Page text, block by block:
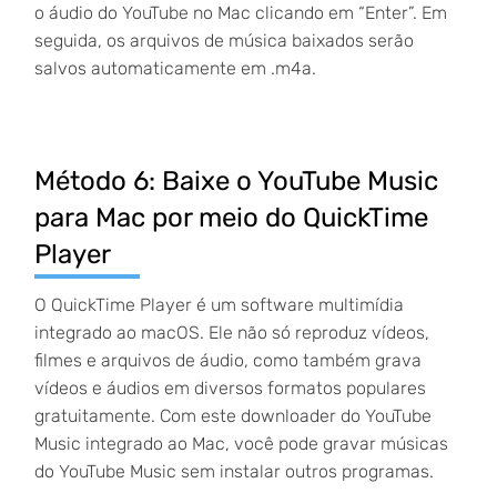
o áudio do YouTube no Mac clicando em “Enter”. Em
seguida, os arquivos de música baixados serão
salvos automaticamente em .m4a.
Método 6: Baixe o YouTube Music
para Mac por meio do QuickTime
Player
O QuickTime Player é um software multimídia
integrado ao macOS. Ele não só reproduz vídeos,
filmes e arquivos de áudio, como também grava
vídeos e áudios em diversos formatos populares
gratuitamente. Com este downloader do YouTube
Music integrado ao Mac, você pode gravar músicas
do YouTube Music sem instalar outros programas.